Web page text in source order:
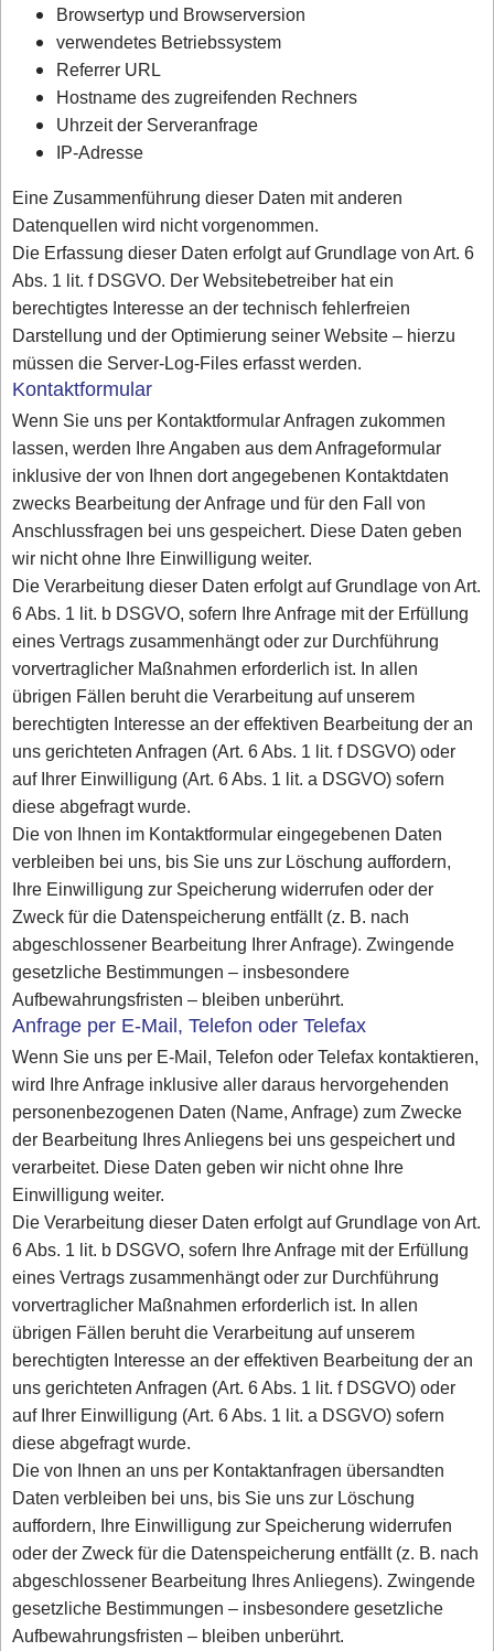
Browsertyp und Browserversion
verwendetes Betriebssystem
Referrer URL
Hostname des zugreifenden Rechners
Uhrzeit der Serveranfrage
IP-Adresse
Eine Zusammenführung dieser Daten mit anderen
Datenquellen wird nicht vorgenommen.
Die Erfassung dieser Daten erfolgt auf Grundlage von Art. 6
Abs. 1 lit. f DSGVO. Der Websitebetreiber hat ein
berechtigtes Interesse an der technisch fehlerfreien
Darstellung und der Optimierung seiner Website – hierzu
müssen die Server-Log-Files erfasst werden.
Kontaktformular
Wenn Sie uns per Kontaktformular Anfragen zukommen
lassen, werden Ihre Angaben aus dem Anfrageformular
inklusive der von Ihnen dort angegebenen Kontaktdaten
zwecks Bearbeitung der Anfrage und für den Fall von
Anschlussfragen bei uns gespeichert. Diese Daten geben
wir nicht ohne Ihre Einwilligung weiter.
Die Verarbeitung dieser Daten erfolgt auf Grundlage von Art.
6 Abs. 1 lit. b DSGVO, sofern Ihre Anfrage mit der Erfüllung
eines Vertrags zusammenhängt oder zur Durchführung
vorvertraglicher Maßnahmen erforderlich ist. In allen
übrigen Fällen beruht die Verarbeitung auf unserem
berechtigten Interesse an der effektiven Bearbeitung der an
uns gerichteten Anfragen (Art. 6 Abs. 1 lit. f DSGVO) oder
auf Ihrer Einwilligung (Art. 6 Abs. 1 lit. a DSGVO) sofern
diese abgefragt wurde.
Die von Ihnen im Kontaktformular eingegebenen Daten
verbleiben bei uns, bis Sie uns zur Löschung auffordern,
Ihre Einwilligung zur Speicherung widerrufen oder der
Zweck für die Datenspeicherung entfällt (z. B. nach
abgeschlossener Bearbeitung Ihrer Anfrage). Zwingende
gesetzliche Bestimmungen – insbesondere
Aufbewahrungsfristen – bleiben unberührt.
Anfrage per E-Mail, Telefon oder Telefax
Wenn Sie uns per E-Mail, Telefon oder Telefax kontaktieren,
wird Ihre Anfrage inklusive aller daraus hervorgehenden
personenbezogenen Daten (Name, Anfrage) zum Zwecke
der Bearbeitung Ihres Anliegens bei uns gespeichert und
verarbeitet. Diese Daten geben wir nicht ohne Ihre
Einwilligung weiter.
Die Verarbeitung dieser Daten erfolgt auf Grundlage von Art.
6 Abs. 1 lit. b DSGVO, sofern Ihre Anfrage mit der Erfüllung
eines Vertrags zusammenhängt oder zur Durchführung
vorvertraglicher Maßnahmen erforderlich ist. In allen
übrigen Fällen beruht die Verarbeitung auf unserem
berechtigten Interesse an der effektiven Bearbeitung der an
uns gerichteten Anfragen (Art. 6 Abs. 1 lit. f DSGVO) oder
auf Ihrer Einwilligung (Art. 6 Abs. 1 lit. a DSGVO) sofern
diese abgefragt wurde.
Die von Ihnen an uns per Kontaktanfragen übersandten
Daten verbleiben bei uns, bis Sie uns zur Löschung
auffordern, Ihre Einwilligung zur Speicherung widerrufen
oder der Zweck für die Datenspeicherung entfällt (z. B. nach
abgeschlossener Bearbeitung Ihres Anliegens). Zwingende
gesetzliche Bestimmungen – insbesondere gesetzliche
Aufbewahrungsfristen – bleiben unberührt.